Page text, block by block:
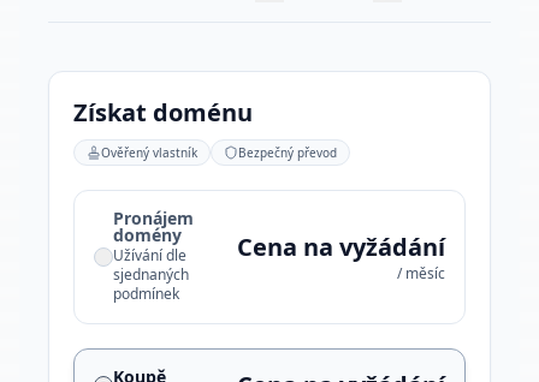
Získat doménu
Ověřený vlastník Bezpečný převod
Pronájem
domény
Užívání dle
sjednaných
podmínek
Cena na vyžádání
/ měsíc
Koupě